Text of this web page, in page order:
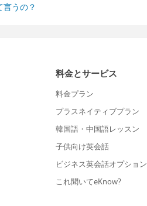
うの？
料金とサービス
料金プラン
プラスネイティブプラン
韓国語・中国語レッスン
子供向け英会話
ビジネス英会話オプション
これ聞いてeKnow?